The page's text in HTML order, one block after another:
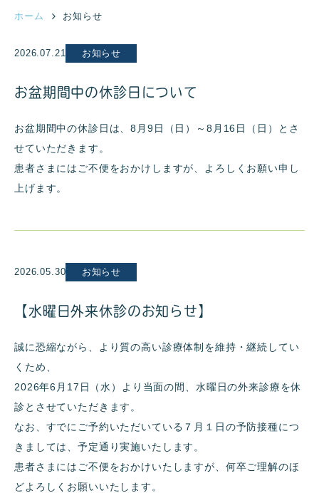
ホーム お知らせ
2026.07.21 お知らせ
お盆期間中の休診日について
お盆期間中の休診日は、8月9日（日）～8月16日（日）とさ
せていただきます。
患者さまにはご不便をおかけしますが、よろしくお願い申し
上げます。
2026.05.30 お知らせ
【水曜日外来休診のお知らせ】
誠に恐縮ながら、より質の高い診療体制を維持・継続してい
くため、
2026年6 月 17 日（水）より当面の間、水曜日の外来診療を休
診とさせていただきます。
なお、すでにご予約いただいている７月１日の予防接種につ
きましては、予定通り実施いたします。
患者さまにはご不便をおかけいたしますが、何卒ご理解のほ
どよろしくお願いいたします。